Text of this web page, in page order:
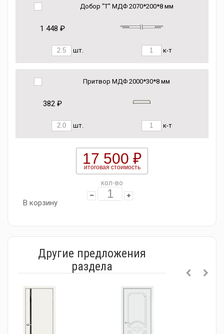
Добор "Т" МДФ 2070*200*8 мм
1 448 ₽
шт. к-т
Притвор МДФ 2000*30*8 мм
382 ₽
шт. к-т
17 500 ₽
итоговая стоимость
кол-во
В корзину
Другие предложения
раздела